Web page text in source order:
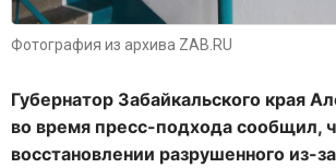
Фотография из архива ZAB.RU
Губернатор Забайкальского края
во время пресс-подхода сообщил,
восстановлении разрушенного из-